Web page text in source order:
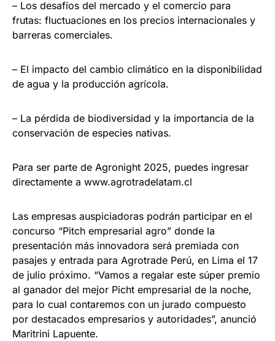
– Los desafíos del mercado y el comercio para
frutas: fluctuaciones en los precios internacionales y
barreras comerciales.
– El impacto del cambio climático en la disponibilidad
de agua y la producción agrícola.
– La pérdida de biodiversidad y la importancia de la
conservación de especies nativas.
Para ser parte de Agronight 2025, puedes ingresar
directamente a www.agrotradelatam.cl
Las empresas auspiciadoras podrán participar en el
concurso “Pitch empresarial agro” donde la
presentación más innovadora será premiada con
pasajes y entrada para Agrotrade Perú, en Lima el 17
de julio próximo. “Vamos a regalar este súper premio
al ganador del mejor Picht empresarial de la noche,
para lo cual contaremos con un jurado compuesto
por destacados empresarios y autoridades”, anunció
Maritrini Lapuente.